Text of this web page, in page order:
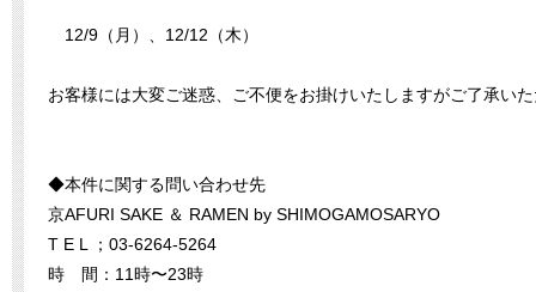
12/9（月）、12/12（木）
お客様には大変ご迷惑、ご不便をお掛けいたしますがご了承い
◆本件に関する問い合わせ先
京AFURI SAKE ＆ RAMEN by SHIMOGAMOSARYO
T E L ；03-6264-5264
時 間：11時〜23時